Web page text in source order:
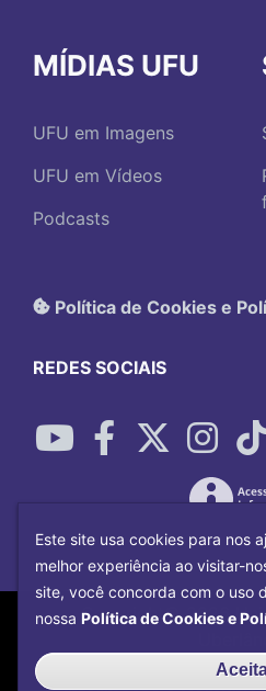
MÍDIAS UFU
UFU em Imagens
UFU em Vídeos
Podcasts
Política de Cookies e
REDES SOCIAIS
Copyright©2026
Este site usa cookies para nos
melhor experiência ao visitar-
site, você concorda com o uso
nossa Política de Cookies e